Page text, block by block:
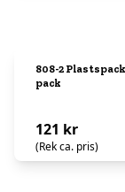
808-2
pack
121 kr
(Rek ca. pris)